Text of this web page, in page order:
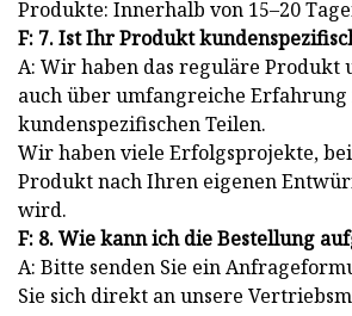
Produkte: Innerhalb von 15–20
F: 7. Ist Ihr Produkt
A: Wir haben das reguläre Produkt
auch über umfangreiche
kundenspezifischen Teilen.
Wir haben viele Erfolgsprojekte,
Produkt nach Ihren eigenen
wird.
F: 8. Wie kann ich die Bestellung
A: Bitte senden Sie ein
Sie sich direkt an unsere